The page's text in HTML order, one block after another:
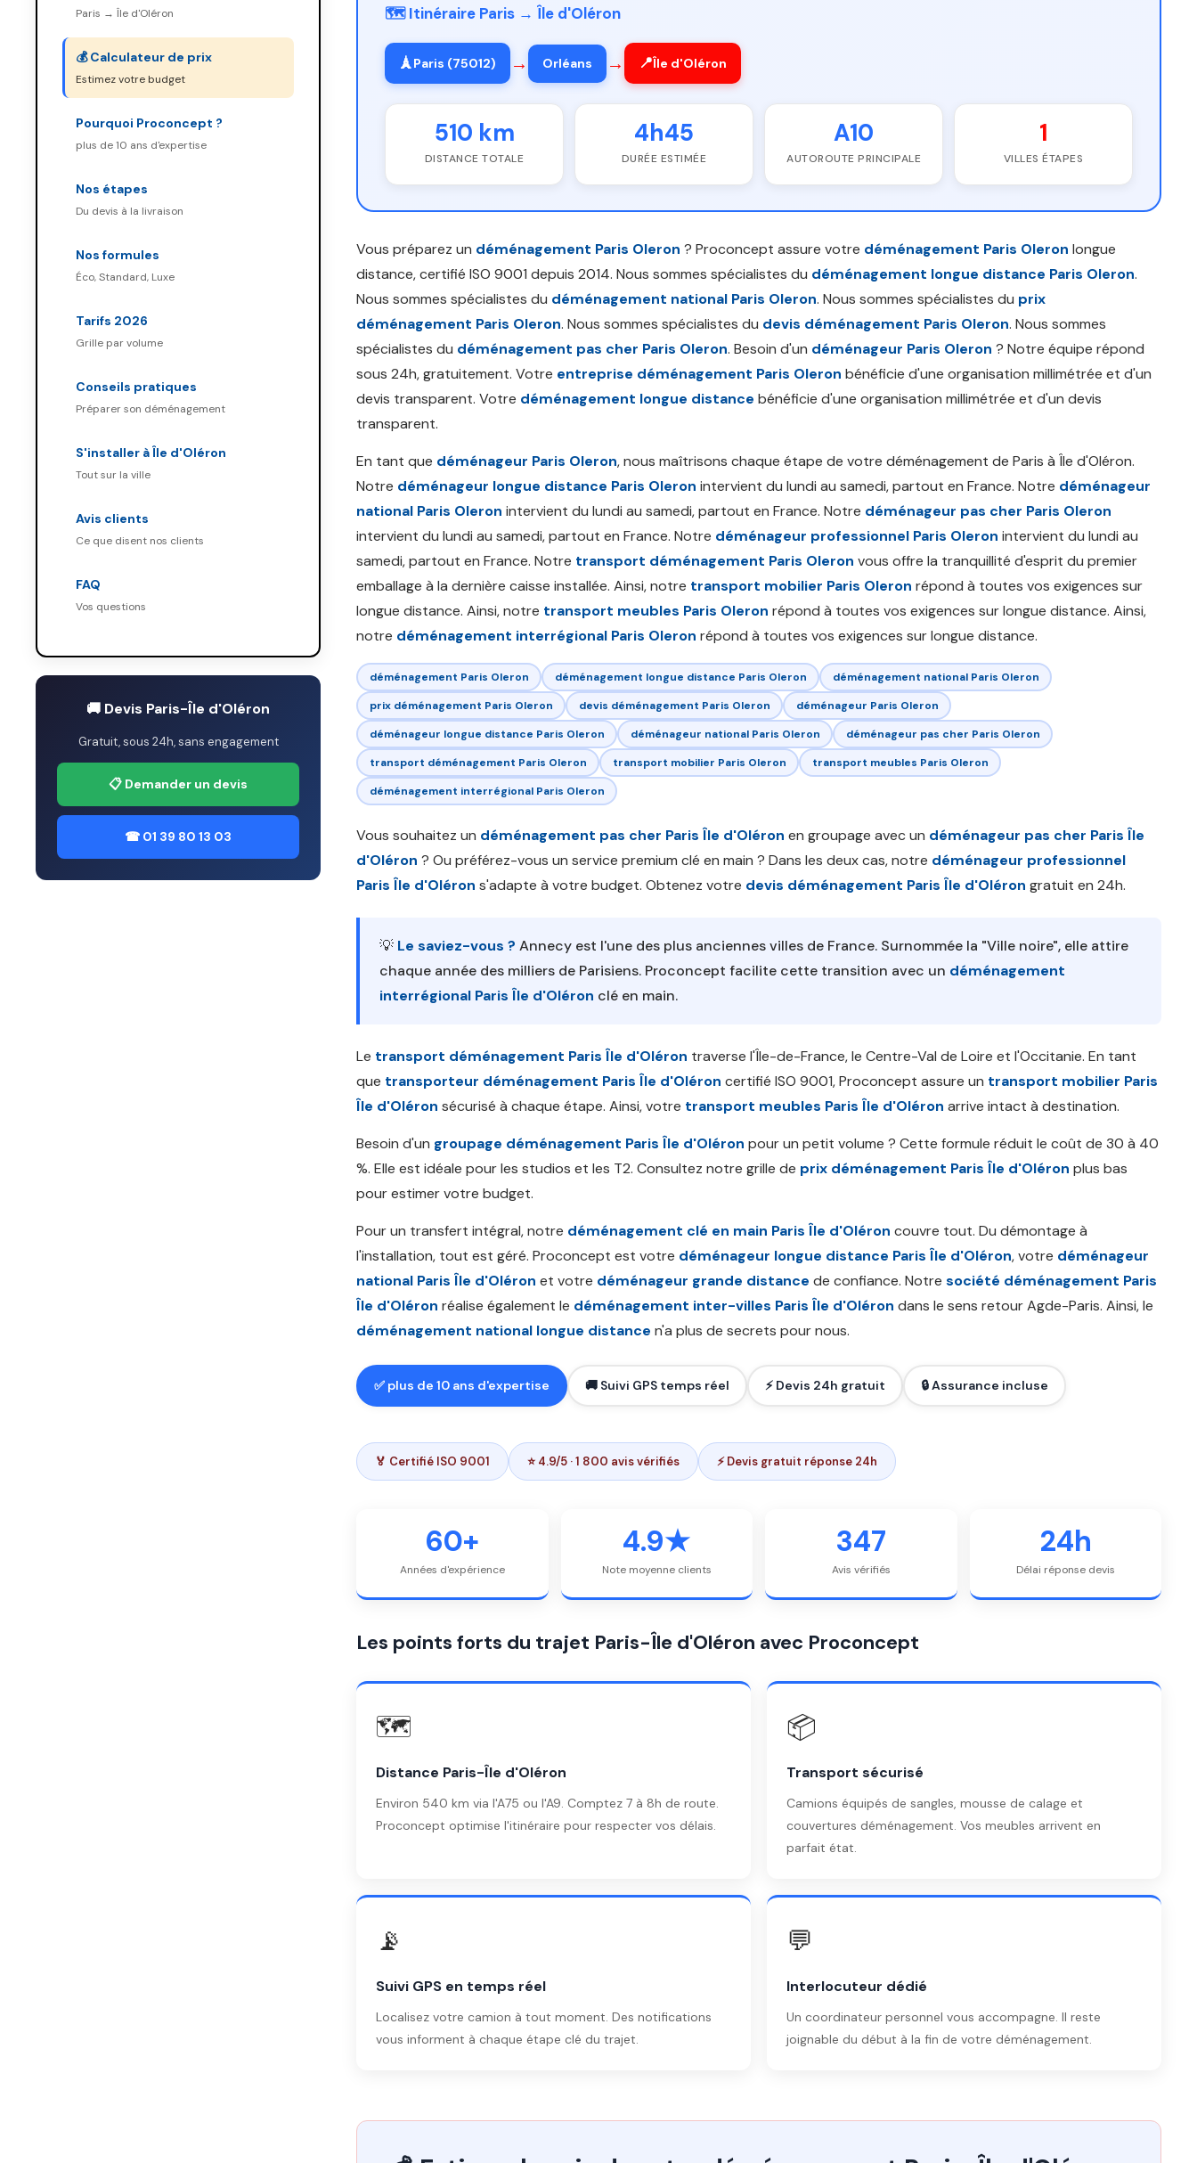
Paris → Île d'Oléron
💰 Calculateur de prix
Estimez votre budget
Pourquoi Proconcept ?
plus de 10 ans d'expertise
Nos étapes
Du devis à la livraison
Nos formules
Éco, Standard, Luxe
Tarifs 2026
Grille par volume
Conseils pratiques
Préparer son déménagement
S'installer à Île d'Oléron
Tout sur la ville
Avis clients
Ce que disent nos clients
FAQ
Vos questions
🚚 Devis Paris-Île d'Oléron
Gratuit, sous 24h, sans engagement
📋 Demander un devis
☎ 01 39 80 13 03
🗺️ Itinéraire Paris → Île d'Oléron
🗼Paris (75012) → Orléans → 📍Île d'Oléron
510 km
DISTANCE TOTALE
4h45
DURÉE ESTIMÉE
A10
AUTOROUTE PRINCIPALE
1
VILLES ÉTAPES
Vous préparez un déménagement Paris Oleron ? Proconcept assure votre déménagement Paris Oleron longue
distance, certifié ISO 9001 depuis 2014. Nous sommes spécialistes du déménagement longue distance Paris Oleron.
Nous sommes spécialistes du déménagement national Paris Oleron. Nous sommes spécialistes du prix
déménagement Paris Oleron. Nous sommes spécialistes du devis déménagement Paris Oleron. Nous sommes
spécialistes du déménagement pas cher Paris Oleron. Besoin d'un déménageur Paris Oleron ? Notre équipe répond
sous 24h, gratuitement. Votre entreprise déménagement Paris Oleron bénéficie d'une organisation millimétrée et d'un
devis transparent. Votre déménagement longue distance bénéficie d'une organisation millimétrée et d'un devis
transparent.
En tant que déménageur Paris Oleron, nous maîtrisons chaque étape de votre déménagement de Paris à Île d'Oléron.
Notre déménageur longue distance Paris Oleron intervient du lundi au samedi, partout en France. Notre déménageur
national Paris Oleron intervient du lundi au samedi, partout en France. Notre déménageur pas cher Paris Oleron
intervient du lundi au samedi, partout en France. Notre déménageur professionnel Paris Oleron intervient du lundi au
samedi, partout en France. Notre transport déménagement Paris Oleron vous offre la tranquillité d'esprit du premier
emballage à la dernière caisse installée. Ainsi, notre transport mobilier Paris Oleron répond à toutes vos exigences sur
longue distance. Ainsi, notre transport meubles Paris Oleron répond à toutes vos exigences sur longue distance. Ainsi,
notre déménagement interrégional Paris Oleron répond à toutes vos exigences sur longue distance.
déménagement Paris Oleron déménagement longue distance Paris Oleron
déménagement national Paris Oleron
prix déménagement Paris Oleron
devis déménagement Paris Oleron
déménageur Paris Oleron
déménageur longue distance Paris Oleron
déménageur national Paris Oleron
déménageur pas cher Paris Oleron
transport déménagement Paris Oleron
transport mobilier Paris Oleron
transport meubles Paris Oleron
déménagement interrégional Paris Oleron
Vous souhaitez un déménagement pas cher Paris Île d'Oléron en groupage avec un déménageur pas cher Paris Île
d'Oléron ? Ou préférez-vous un service premium clé en main ? Dans les deux cas, notre déménageur professionnel
Paris Île d'Oléron s'adapte à votre budget. Obtenez votre devis déménagement Paris Île d'Oléron gratuit en 24h.
💡 Le saviez-vous ? Annecy est l'une des plus anciennes villes de France. Surnommée la "Ville noire", elle attire
chaque année des milliers de Parisiens. Proconcept facilite cette transition avec un déménagement
interrégional Paris Île d'Oléron clé en main.
Le transport déménagement Paris Île d'Oléron traverse l'Île-de-France, le Centre-Val de Loire et l'Occitanie. En tant
que transporteur déménagement Paris Île d'Oléron certifié ISO 9001, Proconcept assure un transport mobilier Paris
Île d'Oléron sécurisé à chaque étape. Ainsi, votre transport meubles Paris Île d'Oléron arrive intact à destination.
Besoin d'un groupage déménagement Paris Île d'Oléron pour un petit volume ? Cette formule réduit le coût de 30 à 40
%. Elle est idéale pour les studios et les T2. Consultez notre grille de prix déménagement Paris Île d'Oléron plus bas
pour estimer votre budget.
Pour un transfert intégral, notre déménagement clé en main Paris Île d'Oléron couvre tout. Du démontage à
l'installation, tout est géré. Proconcept est votre déménageur longue distance Paris Île d'Oléron, votre déménageur
national Paris Île d'Oléron et votre déménageur grande distance de confiance. Notre société déménagement Paris
Île d'Oléron réalise également le déménagement inter-villes Paris Île d'Oléron dans le sens retour Agde-Paris. Ainsi, le
déménagement national longue distance n'a plus de secrets pour nous.
✅ plus de 10 ans d'expertise 🚚 Suivi GPS temps réel ⚡ Devis 24h gratuit 🔒 Assurance incluse
🏅 Certifié ISO 9001 ⭐ 4.9/5 · 1 800 avis vérifiés ⚡ Devis gratuit réponse 24h
60+
Années d'expérience
4.9★
Note moyenne clients
347
Avis vérifiés
24h
Délai réponse devis
Les points forts du trajet Paris-Île d'Oléron avec Proconcept
🗺️
Distance Paris-Île d'Oléron
Environ 540 km via l'A75 ou l'A9. Comptez 7 à 8h de route.
Proconcept optimise l'itinéraire pour respecter vos délais.
📦
Transport sécurisé
Camions équipés de sangles, mousse de calage et
couvertures déménagement. Vos meubles arrivent en
parfait état.
📡
Suivi GPS en temps réel
Localisez votre camion à tout moment. Des notifications
vous informent à chaque étape clé du trajet.
💬
Interlocuteur dédié
Un coordinateur personnel vous accompagne. Il reste
joignable du début à la fin de votre déménagement.